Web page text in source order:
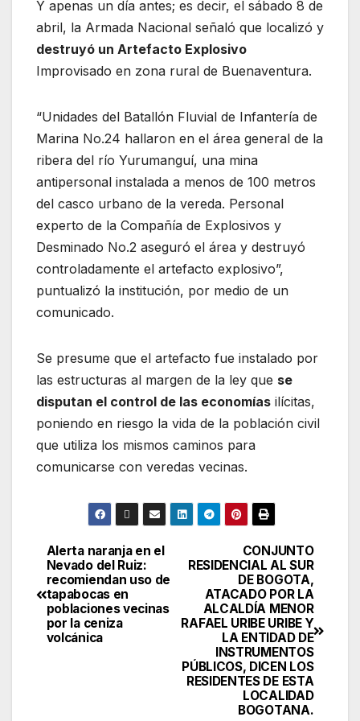
Y apenas un día antes; es decir, el sábado 8 de
abril, la Armada Nacional señaló que localizó y
destruyó un Artefacto Explosivo
Improvisado en zona rural de Buenaventura.
“Unidades del Batallón Fluvial de Infantería de
Marina No.24 hallaron en el área general de la
ribera del río Yurumanguí, una mina
antipersonal instalada a menos de 100 metros
del casco urbano de la vereda. Personal
experto de la Compañía de Explosivos y
Desminado No.2 aseguró el área y destruyó
controladamente el artefacto explosivo”,
puntualizó la institución, por medio de un
comunicado.
Se presume que el artefacto fue instalado por
las estructuras al margen de la ley que se
disputan el control de las economías ilícitas,
poniendo en riesgo la vida de la población civil
que utiliza los mismos caminos para
comunicarse con veredas vecinas.
CONJUNTO
RESIDENCIAL AL SUR
DE BOGOTA,
ATACADO POR LA
ALCALDÍA MENOR
RAFAEL URIBE URIBE Y
LA ENTIDAD DE
INSTRUMENTOS
PÚBLICOS, DICEN LOS
RESIDENTES DE ESTA
LOCALIDAD
BOGOTANA.
Alerta naranja en el
Nevado del Ruiz:
recomiendan uso de
tapabocas en
poblaciones vecinas
por la ceniza
volcánica